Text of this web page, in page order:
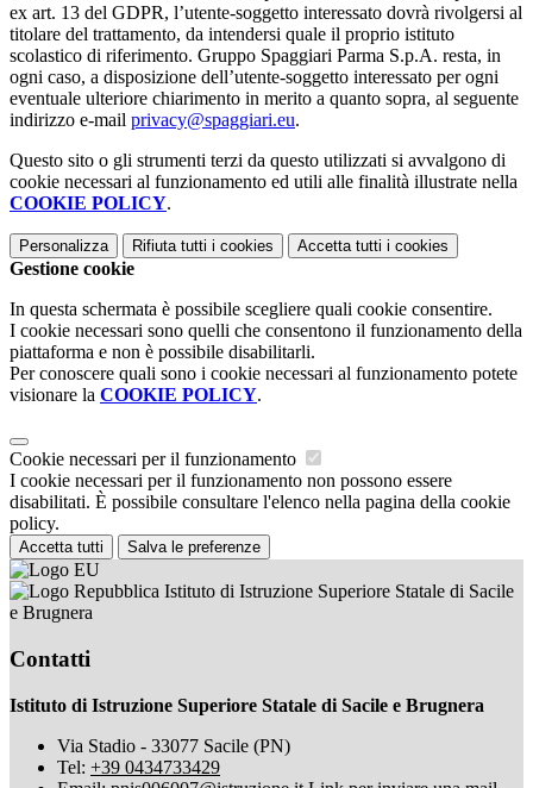
ex art. 13 del GDPR, l’utente-soggetto interessato dovrà rivolgersi al
titolare del trattamento, da intendersi quale il proprio istituto
scolastico di riferimento. Gruppo Spaggiari Parma S.p.A. resta, in
ogni caso, a disposizione dell’utente-soggetto interessato per ogni
eventuale ulteriore chiarimento in merito a quanto sopra, al seguente
indirizzo e-mail privacy@spaggiari.eu.
Questo sito o gli strumenti terzi da questo utilizzati si avvalgono di
cookie necessari al funzionamento ed utili alle finalità illustrate nella
COOKIE POLICY.
Personalizza Rifiuta tutti i cookies Accetta tutti i cookies
Gestione cookie
In questa schermata è possibile scegliere quali cookie consentire.
I cookie necessari sono quelli che consentono il funzionamento della
piattaforma e non è possibile disabilitarli.
Per conoscere quali sono i cookie necessari al funzionamento potete
visionare la COOKIE POLICY.
Cookie necessari per il funzionamento
I cookie necessari per il funzionamento non possono essere
disabilitati. È possibile consultare l'elenco nella pagina della cookie
policy.
Accetta tutti Salva le preferenze
Istituto di Istruzione Superiore Statale di Sacile
e Brugnera
Contatti
Istituto di Istruzione Superiore Statale di Sacile e Brugnera
Via Stadio - 33077 Sacile (PN)
Tel: +39 0434733429